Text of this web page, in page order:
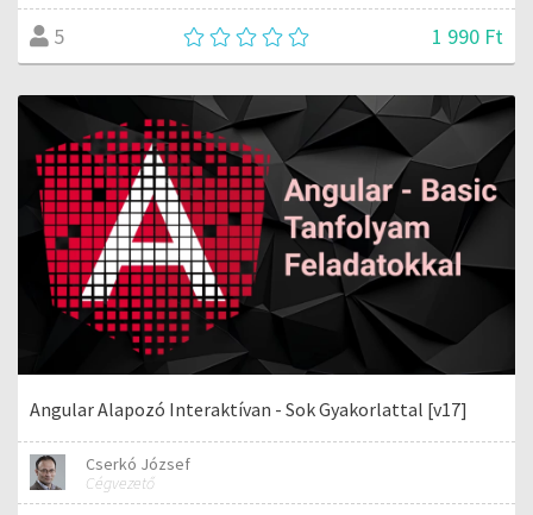
5 1 990 Ft
Angular Alapozó Interaktívan - Sok Gyakorlattal [v17]
Cserkó József
Cégvezető